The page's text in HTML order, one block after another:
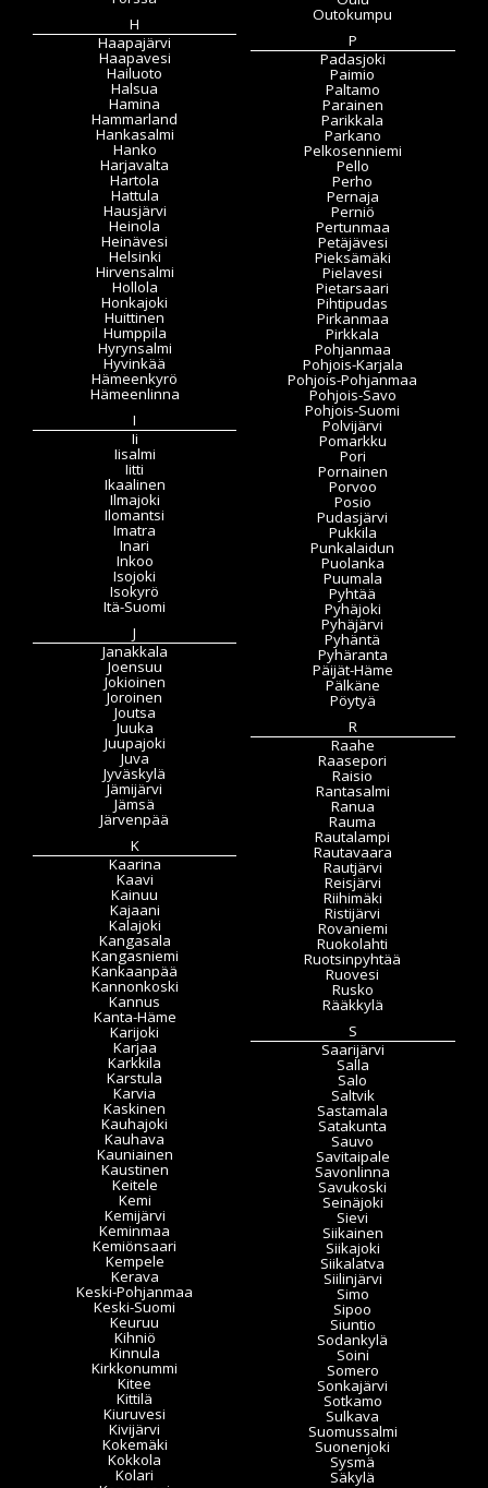
H
Haapajärvi
Haapavesi
Hailuoto
Halsua
Hamina
Hammarland
Hankasalmi
Hanko
Harjavalta
Hartola
Hattula
Hausjärvi
Heinola
Heinävesi
Helsinki
Hirvensalmi
Hollola
Honkajoki
Huittinen
Humppila
Hyrynsalmi
Hyvinkää
Hämeenkyrö
Hämeenlinna
I
Ii
Iisalmi
Iitti
Ikaalinen
Ilmajoki
Ilomantsi
Imatra
Inari
Inkoo
Isojoki
Isokyrö
Itä-Suomi
J
Janakkala
Joensuu
Jokioinen
Joroinen
Joutsa
Juuka
Juupajoki
Juva
Jyväskylä
Jämijärvi
Jämsä
Järvenpää
K
Kaarina
Kaavi
Kainuu
Kajaani
Kalajoki
Kangasala
Kangasniemi
Kankaanpää
Kannonkoski
Kannus
Kanta-Häme
Karijoki
Karjaa
Karkkila
Karstula
Karvia
Kaskinen
Kauhajoki
Kauhava
Kauniainen
Kaustinen
Keitele
Kemi
Kemijärvi
Keminmaa
Kemiönsaari
Kempele
Kerava
Keski-Pohjanmaa
Keski-Suomi
Keuruu
Kihniö
Kinnula
Kirkkonummi
Kitee
Kittilä
Kiuruvesi
Kivijärvi
Kokemäki
Kokkola
Kolari
Outokumpu
P
Padasjoki
Paimio
Paltamo
Parainen
Parikkala
Parkano
Pelkosenniemi
Pello
Perho
Pernaja
Perniö
Pertunmaa
Petäjävesi
Pieksämäki
Pielavesi
Pietarsaari
Pihtipudas
Pirkanmaa
Pirkkala
Pohjanmaa
Pohjois-Karjala
Pohjois-Pohjanmaa
Pohjois-Savo
Pohjois-Suomi
Polvijärvi
Pomarkku
Pori
Pornainen
Porvoo
Posio
Pudasjärvi
Pukkila
Punkalaidun
Puolanka
Puumala
Pyhtää
Pyhäjoki
Pyhäjärvi
Pyhäntä
Pyhäranta
Päijät-Häme
Pälkäne
Pöytyä
R
Raahe
Raasepori
Raisio
Rantasalmi
Ranua
Rauma
Rautalampi
Rautavaara
Rautjärvi
Reisjärvi
Riihimäki
Ristijärvi
Rovaniemi
Ruokolahti
Ruotsinpyhtää
Ruovesi
Rusko
Rääkkylä
S
Saarijärvi
Salla
Salo
Saltvik
Sastamala
Satakunta
Sauvo
Savitaipale
Savonlinna
Savukoski
Seinäjoki
Sievi
Siikainen
Siikajoki
Siikalatva
Siilinjärvi
Simo
Sipoo
Siuntio
Sodankylä
Soini
Somero
Sonkajärvi
Sotkamo
Sulkava
Suomussalmi
Suonenjoki
Sysmä
Säkylä